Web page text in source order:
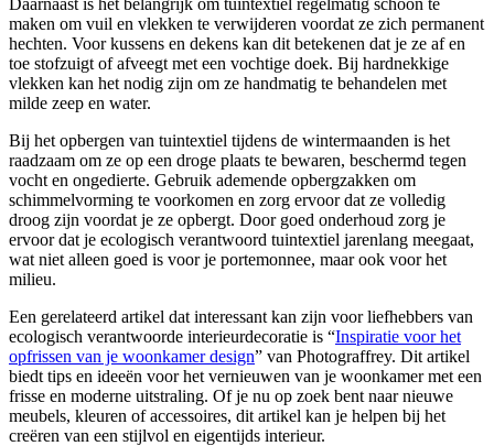
Daarnaast is het belangrijk om tuintextiel regelmatig schoon te
maken om vuil en vlekken te verwijderen voordat ze zich permanent
hechten. Voor kussens en dekens kan dit betekenen dat je ze af en
toe stofzuigt of afveegt met een vochtige doek. Bij hardnekkige
vlekken kan het nodig zijn om ze handmatig te behandelen met
milde zeep en water.
Bij het opbergen van tuintextiel tijdens de wintermaanden is het
raadzaam om ze op een droge plaats te bewaren, beschermd tegen
vocht en ongedierte. Gebruik ademende opbergzakken om
schimmelvorming te voorkomen en zorg ervoor dat ze volledig
droog zijn voordat je ze opbergt. Door goed onderhoud zorg je
ervoor dat je ecologisch verantwoord tuintextiel jarenlang meegaat,
wat niet alleen goed is voor je portemonnee, maar ook voor het
milieu.
Een gerelateerd artikel dat interessant kan zijn voor liefhebbers van
ecologisch verantwoorde interieurdecoratie is “Inspiratie voor het
opfrissen van je woonkamer design” van Photograffrey. Dit artikel
biedt tips en ideeën voor het vernieuwen van je woonkamer met een
frisse en moderne uitstraling. Of je nu op zoek bent naar nieuwe
meubels, kleuren of accessoires, dit artikel kan je helpen bij het
creëren van een stijlvol en eigentijds interieur.